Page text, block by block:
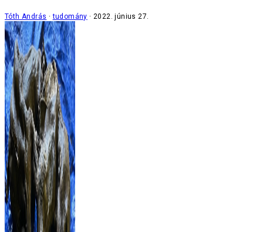
Tóth András tudomány 2022. június 27.